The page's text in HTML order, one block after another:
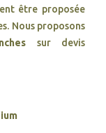
être proposée
Nous proposons
sur devis